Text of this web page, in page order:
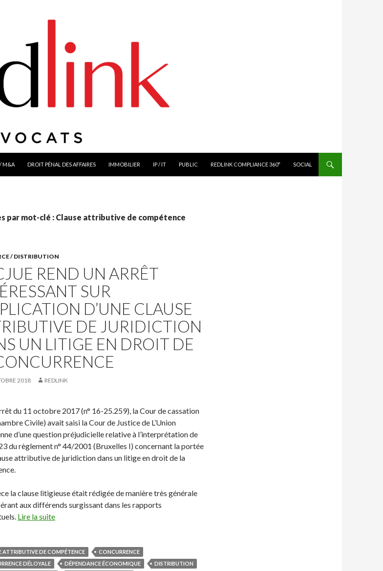
M&A DROIT PÉNAL DES AFFAIRES IMMOBILIER IP / IT PUBLIC REDLINK COMPLIANCE 360° SOCIAL
par mot-clé : Clause attributive de compétence
/ DISTRIBUTION
REND UN ARRÊT
SUR
D’UNE CLAUSE
DE JURIDICTION
UN LITIGE EN DROIT DE
2018 REDLINK
du 11 octobre 2017 (n° 16-25.259), la Cour de cassation
Civile) avait saisi la Cour de Justice de L’Union
d’une question préjudicielle relative à l’interprétation de
du règlement n° 44/2001 (Bruxelles I) concernant la portée
attributive de juridiction dans un litige en droit de la
la clause litigieuse était rédigée de manière très générale
aux différends surgissant dans les rapports
Lire la suite
ATTRIBUTIVE DE COMPÉTENCE
CONCURRENCE
DÉLOYALE
DÉPENDANCE ÉCONOMIQUE
DISTRIBUTION